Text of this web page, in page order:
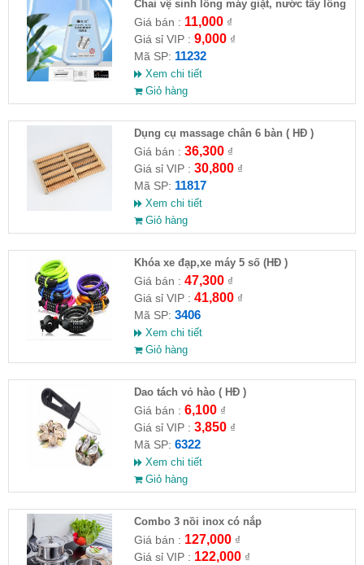
Chai vệ sinh lồng máy giặt, nước tẩy lồng
máy giặt CLEANING FLUID
Giá bán : 11,000₫
Giá sỉ VIP : 9,000₫
Mã SP: 11232
Xem chi tiết
Giỏ hàng
Dụng cụ massage chân 6 bàn ( HĐ )
Giá bán : 36,300₫
Giá sỉ VIP : 30,800₫
Mã SP: 11817
Xem chi tiết
Giỏ hàng
Khóa xe đạp,xe máy 5 số (HĐ )
Giá bán : 47,300₫
Giá sỉ VIP : 41,800₫
Mã SP: 3406
Xem chi tiết
Giỏ hàng
Dao tách vỏ hào ( HĐ )
Giá bán : 6,100₫
Giá sỉ VIP : 3,850₫
Mã SP: 6322
Xem chi tiết
Giỏ hàng
Combo 3 nồi inox có nắp
Giá bán : 127,000₫
Giá sỉ VIP : 122,000₫